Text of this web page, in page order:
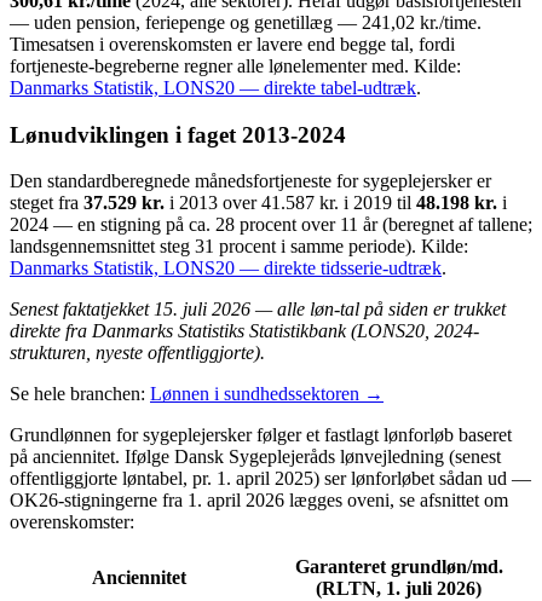
— uden pension, feriepenge og genetillæg — 241,02 kr./time.
Timesatsen i overenskomsten er lavere end begge tal, fordi
fortjeneste-begreberne regner alle lønelementer med. Kilde:
Danmarks Statistik, LONS20 — direkte tabel-udtræk.
Lønudviklingen i faget 2013-2024
Den standardberegnede månedsfortjeneste for sygeplejersker er
steget fra 37.529 kr. i 2013 over 41.587 kr. i 2019 til 48.198 kr. i
2024 — en stigning på ca. 28 procent over 11 år (beregnet af tallene;
landsgennemsnittet steg 31 procent i samme periode). Kilde:
Danmarks Statistik, LONS20 — direkte tidsserie-udtræk.
Senest faktatjekket 15. juli 2026 — alle løn-tal på siden er trukket
direkte fra Danmarks Statistiks Statistikbank (LONS20, 2024-
strukturen, nyeste offentliggjorte).
Se hele branchen: Lønnen i sundhedssektoren →
Grundlønnen for sygeplejersker følger et fastlagt lønforløb baseret
på anciennitet. Ifølge Dansk Sygeplejeråds lønvejledning (senest
offentliggjorte løntabel, pr. 1. april 2025) ser lønforløbet sådan ud —
OK26-stigningerne fra 1. april 2026 lægges oveni, se afsnittet om
overenskomster:
Anciennitet
Garanteret grundløn/md.
(RLTN, 1. juli 2026)